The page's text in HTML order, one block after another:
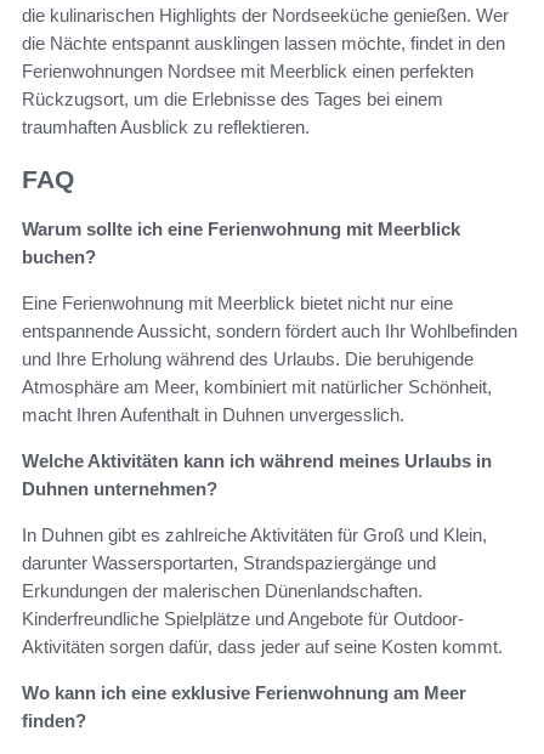
die kulinarischen Highlights der Nordseeküche genießen. Wer
die Nächte entspannt ausklingen lassen möchte, findet in den
Ferienwohnungen Nordsee mit Meerblick einen perfekten
Rückzugsort, um die Erlebnisse des Tages bei einem
traumhaften Ausblick zu reflektieren.
FAQ
Warum sollte ich eine Ferienwohnung mit Meerblick
buchen?
Eine Ferienwohnung mit Meerblick bietet nicht nur eine
entspannende Aussicht, sondern fördert auch Ihr Wohlbefinden
und Ihre Erholung während des Urlaubs. Die beruhigende
Atmosphäre am Meer, kombiniert mit natürlicher Schönheit,
macht Ihren Aufenthalt in Duhnen unvergesslich.
Welche Aktivitäten kann ich während meines Urlaubs in
Duhnen unternehmen?
In Duhnen gibt es zahlreiche Aktivitäten für Groß und Klein,
darunter Wassersportarten, Strandspaziergänge und
Erkundungen der malerischen Dünenlandschaften.
Kinderfreundliche Spielplätze und Angebote für Outdoor-
Aktivitäten sorgen dafür, dass jeder auf seine Kosten kommt.
Wo kann ich eine exklusive Ferienwohnung am Meer
finden?